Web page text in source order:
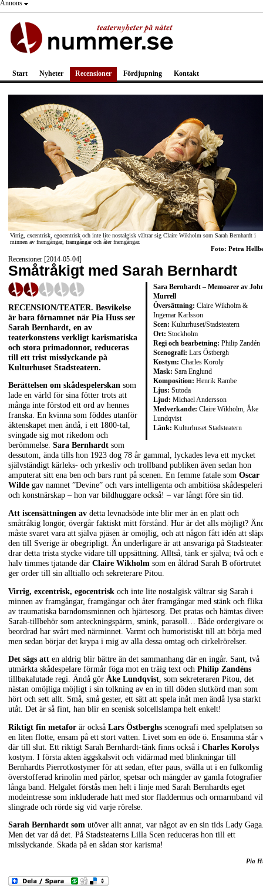
Annons
Start Nyheter Recensioner Fördjupning Kontakt
Virrig, excentrisk, egocentrisk och inte lite nostalgisk vältrar sig Claire Wikholm som Sarah Bernhardt i
minnen av framgångar, framgångar och åter framgångar.
Foto: Petra
Recensioner [2014-05-04]
Småtråkigt med Sarah Bernhardt
Sara Bernhardt – Memoarer av
Murrell
Översättning: Claire Wikholm &
Ingemar Karlsson
Scen: Kulturhuset/Stadsteatern
Ort: Stockholm
Regi och bearbetning: Philip Zandén
Scenografi: Lars Östbergh
Kostym: Charles Koroly
Mask: Sara Englund
Komposition: Henrik Rambe
Ljus: Sutoda
Ljud: Michael Andersson
Medverkande: Claire Wikholm, Åke
Lundqvist
Länk: Kulturhuset Stadsteatern
RECENSION/TEATER. Besvikelse
är bara förnamnet när Pia Huss ser
Sarah Bernhardt, en av
teaterkonstens verkligt karismatiska
och stora primadonnor, reduceras
till ett trist misslyckande på
Kulturhuset Stadsteatern.
Berättelsen om skådespelerskan som
lade en värld för sina fötter trots att
många inte förstod ett ord av hennes
franska. En kvinna som föddes utanför
äktenskapet men ändå, i ett 1800-tal,
svingade sig mot rikedom och
berömmelse. Sara Bernhardt som
dessutom, ända tills hon 1923 dog 78 år gammal, lyckades leva ett mycket
självständigt kärleks- och yrkesliv och trollband publiken även sedan hon
amputerat sitt ena ben och bars runt på scenen. En femme fatale som Oscar
Wilde gav namnet ”Devine” och vars intelligenta och ambitiösa skådespeleri
och konstnärskap – hon var bildhuggare också! – var långt före sin tid.
Att iscensättningen av detta levnadsöde inte blir mer än en platt och
småtråkig longör, övergår faktiskt mitt förstånd. Hur är det alls möjligt?
måste svaret vara att själva pjäsen är omöjlig, och att någon fått idén att
den till Sverige är obegripligt. Än underligare är att ansvariga på
drar detta trista stycke vidare till uppsättning. Alltså, tänk er själva; två och
halv timmes tjatande där Claire Wikholm som en åldrad Sarah B oförtrutet
ger order till sin alltiallo och sekreterare Pitou.
Virrig, excentrisk, egocentrisk och inte lite nostalgisk vältrar sig Sarah i
minnen av framgångar, framgångar och åter framgångar med stänk och
av traumatiska barndomsminnen och hjärtesorg. Det pratas och hämtas
Sarah-tillbehör som anteckningspärm, smink, parasoll… Både ordergivare
beordrad har svårt med närminnet. Varmt och humoristiskt till att börja med
men sedan börjar det krypa i mig av alla dessa omtag och cirkelrörelser.
Det sägs att en aldrig blir bättre än det sammanhang där en ingår. Sant, två
utmärkta skådespelare förmår föga mot en träig text och Philip Zandéns
tillbakalutade regi. Ändå gör Åke Lundqvist, som sekreteraren Pitou, det
nästan omöjliga möjligt i sin tolkning av en in till döden slutkörd man som
hört och sett allt. Små, små gester, ett sätt att spela inåt men ändå lysa starkt
utåt. Det är så fint, han blir en scenisk solcellslampa helt enkelt!
Riktigt fin metafor är också Lars Östberghs scenografi med spelplatsen
en liten flotte, ensam på ett stort vatten. Livet som en öde ö. Ensamma står
där till slut. Ett riktigt Sarah Bernhardt-tänk finns också i Charles Korolys
kostym. I första akten äggskalsvit och vidärmad med blinkningar till
Bernhardts Pierrotkostymer för att sedan, efter paus, svälla ut i en
överstofferad krinolin med pärlor, spetsar och mängder av gamla
långa band. Helgalet förstås men helt i linje med Sarah Bernhardts eget
modeintresse som inkluderade hatt med stor fladdermus och ormarmband
slingrade och rörde sig vid varje rörelse.
Sarah Bernhardt som utöver allt annat, var något av en sin tids Lady
Men det var då det. På Stadsteaterns Lilla Scen reduceras hon till ett
misslyckande. Skada på en sådan stor karisma!
Pia